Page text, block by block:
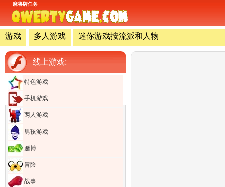
麻将牌任务
游戏 多人游戏 迷你游戏按流派和人物
线上游戏:
特色游戏
手机游戏
两人游戏
男孩游戏
赌博
冒险
战事